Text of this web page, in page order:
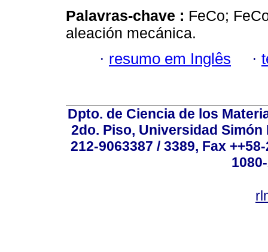
Palavras-chave : FeCo;
aleación mecánica.
· resumo em Inglês ·
Dpto. de Ciencia de los
2do. Piso, Universidad
212-9063387 / 3389, Fax